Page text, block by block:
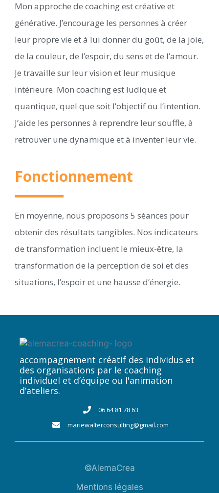
Mon approche de coaching est créative et
générative. J’encourage les personnes à créer
leur propre vie et à lui donner du goût, de la joie,
de la couleur, de l’espoir, du sens et de l’amour.
Je travaille sur leur vision et leur musique
intérieure. Mon coaching est ludique et
quantique, quel que soit l’objectif ou l’intention.
J’aide les personnes à reprendre leur souffle, à
retrouver une dynamique et à inventer leur vie.
Fonctionnement
En moyenne, nous proposons 5 séances pour
obtenir des résultats tangibles. Nos indicateurs
de transformation incluent le mieux-être, la
transformation de la perception de soi et des
situations, l’espoir et une hausse d’énergie.
accompagnement créatif des individus et
des organisations par le coaching
individuel et d’équipe ou l'animation
d’ateliers.​
06 64 81 78 63
mariewalterconsulting@gmail.com
©AlemaCrea
Mentions légales